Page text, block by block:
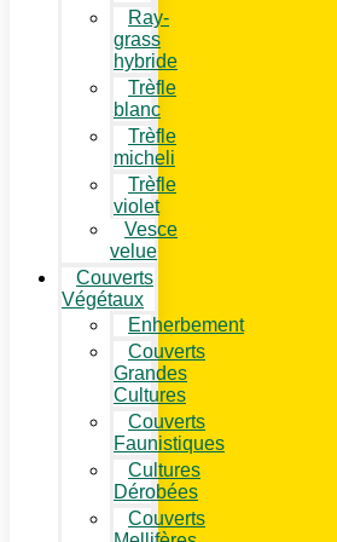
Ray-
grass
hybride
Trèfle
blanc
Trèfle
micheli
Trèfle
violet
Vesce
velue
Couverts
Végétaux
Enherbement
Couverts
Grandes
Cultures
Couverts
Faunistiques
Cultures
Dérobées
Couverts